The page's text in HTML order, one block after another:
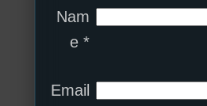
Nam
e *
Email